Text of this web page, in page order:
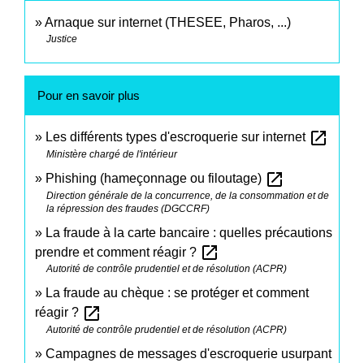
Arnaque sur internet (THESEE, Pharos, ...)
Justice
Pour en savoir plus
Les différents types d'escroquerie sur internet open_in_new
Ministère chargé de l'intérieur
Phishing (hameçonnage ou filoutage) open_in_new
Direction générale de la concurrence, de la consommation et de
la répression des fraudes (DGCCRF)
La fraude à la carte bancaire : quelles précautions
prendre et comment réagir ? open_in_new
Autorité de contrôle prudentiel et de résolution (ACPR)
La fraude au chèque : se protéger et comment
réagir ? open_in_new
Autorité de contrôle prudentiel et de résolution (ACPR)
Campagnes de messages d'escroquerie usurpant